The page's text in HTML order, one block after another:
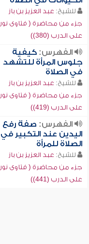
للشيخ: عبد العزيز بن باز
جزء من محاضرة ( فتاوى نور
على الدرب (380))
الفهرس:كيفية
جلوس المرأة للتشهد
في الصلاة
للشيخ: عبد العزيز بن باز
جزء من محاضرة ( فتاوى نور
على الدرب (419))
الفهرس: صفة رفع
اليدين عند التكبير في
الصلاة للمرأة
للشيخ: عبد العزيز بن باز
جزء من محاضرة ( فتاوى نور
على الدرب (441))